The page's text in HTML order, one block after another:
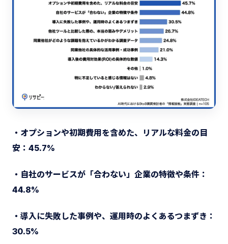
・オプションや初期費用を含めた、リアルな料金の目
安：45.7%
・自社のサービスが「合わない」企業の特徴や条件：
44.8%
・導入に失敗した事例や、運用時のよくあるつまずき：
30.5%